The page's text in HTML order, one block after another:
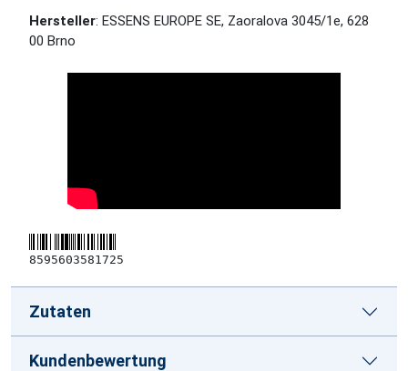
Hersteller: ESSENS EUROPE SE, Zaoralova 3045/1e, 628
00 Brno
8595603581725
Zutaten
Kundenbewertung